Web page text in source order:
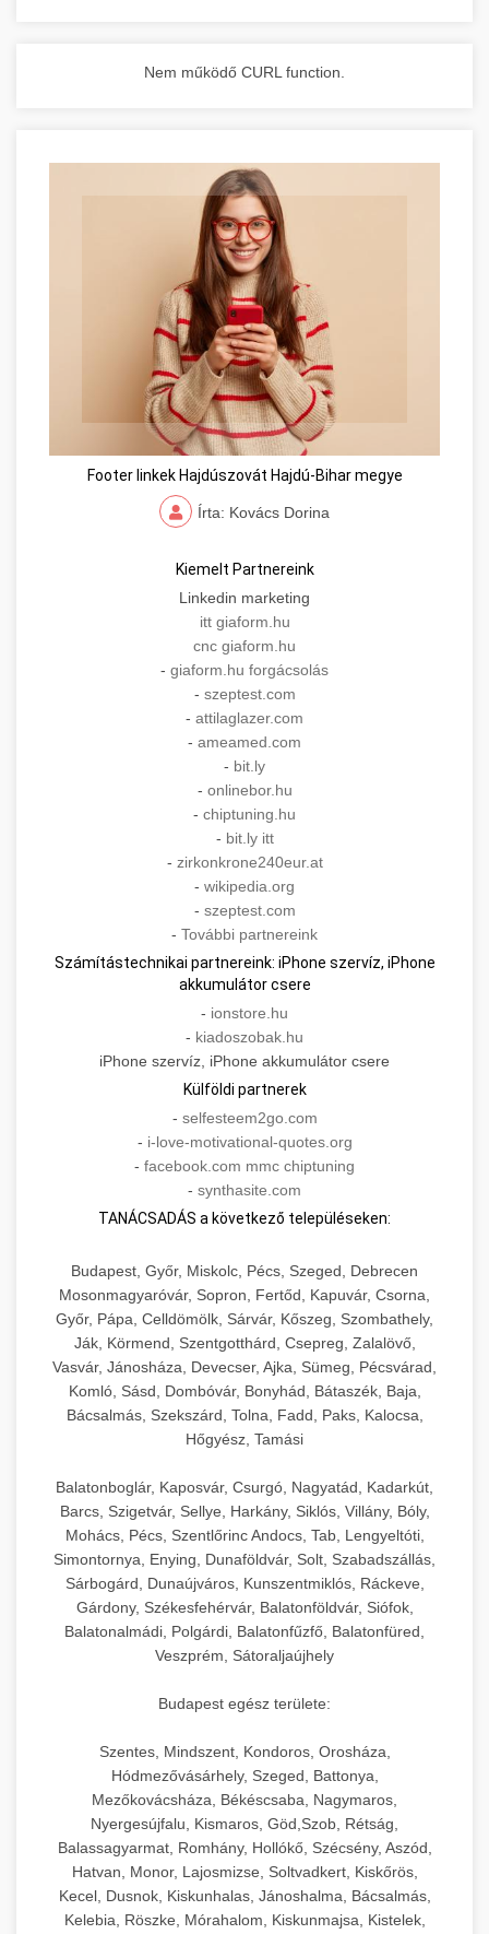
Nem működő CURL function.
Footer linkek Hajdúszovát Hajdú-Bihar megye
Írta: Kovács Dorina
Kiemelt Partnereink
Linkedin marketing
itt giaform.hu
cnc giaform.hu
- giaform.hu forgácsolás
- szeptest.com
- attilaglazer.com
- ameamed.com
- bit.ly
- onlinebor.hu
- chiptuning.hu
- bit.ly itt
- zirkonkrone240eur.at
- wikipedia.org
- szeptest.com
- További partnereink
Számítástechnikai partnereink: iPhone szervíz, iPhone
akkumulátor csere
- ionstore.hu
- kiadoszobak.hu
iPhone szervíz, iPhone akkumulátor csere
Külföldi partnerek
- selfesteem2go.com
- i-love-motivational-quotes.org
- facebook.com mmc chiptuning
- synthasite.com
TANÁCSADÁS a következő településeken:
Budapest, Győr, Miskolc, Pécs, Szeged, Debrecen
Mosonmagyaróvár, Sopron, Fertőd, Kapuvár, Csorna,
Győr, Pápa, Celldömölk, Sárvár, Kőszeg, Szombathely,
Ják, Körmend, Szentgotthárd, Csepreg, Zalalövő,
Vasvár, Jánosháza, Devecser, Ajka, Sümeg, Pécsvárad,
Komló, Sásd, Dombóvár, Bonyhád, Bátaszék, Baja,
Bácsalmás, Szekszárd, Tolna, Fadd, Paks, Kalocsa,
Hőgyész, Tamási
Balatonboglár, Kaposvár, Csurgó, Nagyatád, Kadarkút,
Barcs, Szigetvár, Sellye, Harkány, Siklós, Villány, Bóly,
Mohács, Pécs, Szentlőrinc Andocs, Tab, Lengyeltóti,
Simontornya, Enying, Dunaföldvár, Solt, Szabadszállás,
Sárbogárd, Dunaújváros, Kunszentmiklós, Ráckeve,
Gárdony, Székesfehérvár, Balatonföldvár, Siófok,
Balatonalmádi, Polgárdi, Balatonfűzfő, Balatonfüred,
Veszprém, Sátoraljaújhely
Budapest egész területe:
Szentes, Mindszent, Kondoros, Orosháza,
Hódmezővásárhely, Szeged, Battonya,
Mezőkovácsháza, Békéscsaba, Nagymaros,
Nyergesújfalu, Kismaros, Göd,Szob, Rétság,
Balassagyarmat, Romhány, Hollókő, Szécsény, Aszód,
Hatvan, Monor, Lajosmizse, Soltvadkert, Kiskőrös,
Kecel, Dusnok, Kiskunhalas, Jánoshalma, Bácsalmás,
Kelebia, Röszke, Mórahalom, Kiskunmajsa, Kistelek,